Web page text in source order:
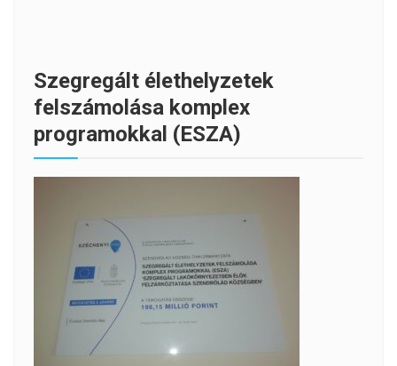
Szegregált élethelyzetek
felszámolása komplex
programokkal (ESZA)